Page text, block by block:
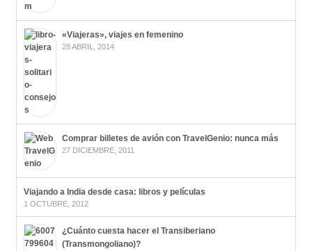
«Viajeras», viajes en femenino
28 ABRIL, 2014
Comprar billetes de avión con TravelGenio: nunca más
27 DICIEMBRE, 2011
Viajando a India desde casa: libros y películas
1 OCTUBRE, 2012
¿Cuánto cuesta hacer el Transiberiano
(Transmongoliano)?